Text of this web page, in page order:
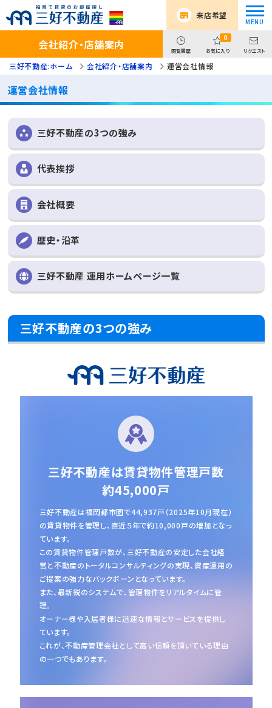
来店希望
会社紹介・店舗案内 閲覧履歴
0
お気に入り リクエスト
三好不動産:ホーム 会社紹介・店舗案内 運営会社情報
運営会社情報
三好不動産の3つの強み
代表挨拶
会社概要
歴史・沿革
三好不動産 運用ホームページ一覧
三好不動産の3つの強み
三好不動産は賃貸物件管理戸数
約45,000戸
三好不動産は福岡都市圏で44,937戸（2025年10月現在）
の賃貸物件を管理し、 直近５年で約10,000戸の増加となっ
ています。
この賃貸物件管理戸数が、三好不動産の安定した会社経
営と不動産のトータルコンサルティングの実現、 資産運用の
ご提案の強力なバックボーンとなっています。
また、最新鋭のシステムで、管理物件をリアルタイムに管
理。
オーナー様や入居者様に迅速な情報とサービスを提供し
ています。
これが、不動産管理会社として高い信頼を頂いている理由
の一つでもあります。